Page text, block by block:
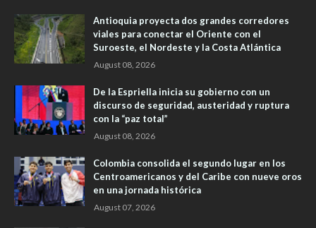
Antioquia proyecta dos grandes corredores
viales para conectar el Oriente con el
Suroeste, el Nordeste y la Costa Atlántica
August 08, 2026
De la Espriella inicia su gobierno con un
discurso de seguridad, austeridad y ruptura
con la “paz total”
August 08, 2026
Colombia consolida el segundo lugar en los
Centroamericanos y del Caribe con nueve oros
en una jornada histórica
August 07, 2026